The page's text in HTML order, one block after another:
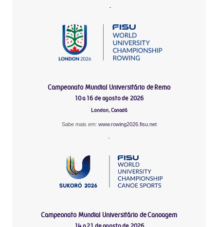
-
Campeonato Mundial Universitário de Remo
10 a 16 de agosto de 2026
London, Canadá
Sabe mais em: www.rowing2026.fisu.net
-
Campeonato Mundial Universitário de Canoagem